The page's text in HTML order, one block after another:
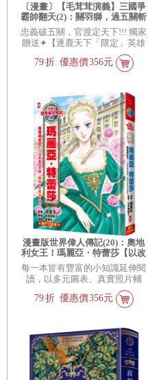
〔漫畫〕【毛茸茸演義】三國爭
霸帥翻天(2)：關羽獅，過五關斬
六將(附✦逐鹿天下「限定」英雄
戰鬥卡４張）
忠義破五關，官渡定天下!!! 獨家
贈送✦【逐鹿天下「限定」英雄
79折 優惠價356元
漫畫版世界偉人傳記(20)：奧地
利女王！瑪麗亞・特蕾莎【以改
革鞏固帝國，開啟女性統治新時
代】(專家監修•難字注音版)
每一本皆有豐富的小知識延伸閱
讀，以多元圖表、真實照片輔
助，讓孩子更深入了解偉人們當
時的生活，以及影響世界的成
79折 優惠價356元